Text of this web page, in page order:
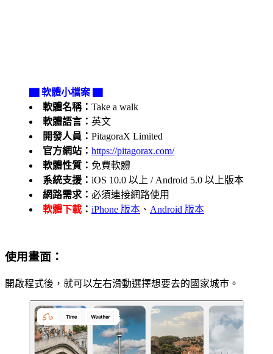
▇ 軟體小檔案 ▇
軟體名稱： Take a walk
軟體語言： 英文
開發人員： PitagoraX Limited
官方網站： https://pitagorax.com/
軟體性質： 免費軟體
系統支援： iOS 10.0 以上 / Android 5.0 以上版本
網路需求： 必須連接網路使用
軟體下載 ： iPhone 版本 、 Android 版本
使用畫面：
開啟程式後，就可以左右滑動選擇想要去的國家城巿。